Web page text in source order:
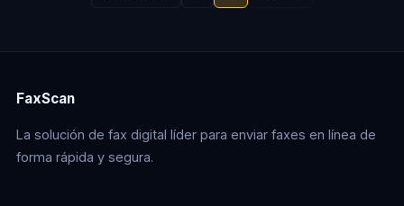
FaxScan
La solución de fax digital líder para enviar faxes en línea de
forma rápida y segura.